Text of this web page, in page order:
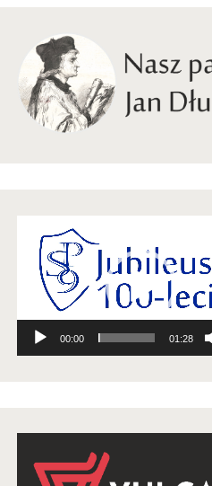
Odtwarzacz
video
00:00 01:28